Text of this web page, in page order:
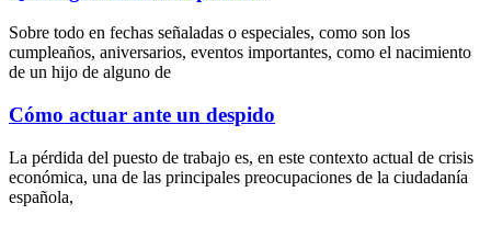
Sobre todo en fechas señaladas o especiales, como son los
cumpleaños, aniversarios, eventos importantes, como el nacimiento
de un hijo de alguno de
Cómo actuar ante un despido
La pérdida del puesto de trabajo es, en este contexto actual de crisis
económica, una de las principales preocupaciones de la ciudadanía
española,